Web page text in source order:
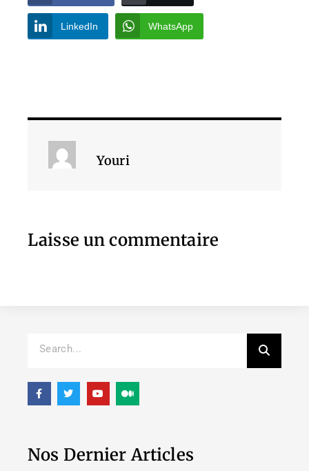
LinkedIn WhatsApp
Youri
Laisse un commentaire
Nos Dernier Articles